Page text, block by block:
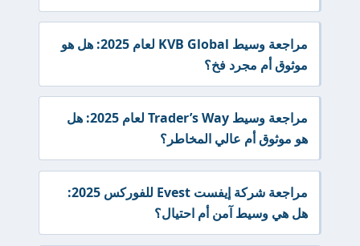
مراجعة وسيط KVB Global لعام 2025: هل هو
موثوق أم مجرد فخ؟
مراجعة وسيط Trader’s Way لعام 2025: هل
هو موثوق أم عالي المخاطر؟
مراجعة شركة إيفست Evest للفوركس 2025:
هل هي وسيط آمن أم احتيال؟